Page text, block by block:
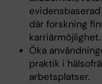
där forskning
karriärmöjlighet.
Öka
praktik i
arbetsplatser.